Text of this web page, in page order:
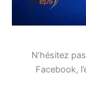
N’hésitez
Facebook,